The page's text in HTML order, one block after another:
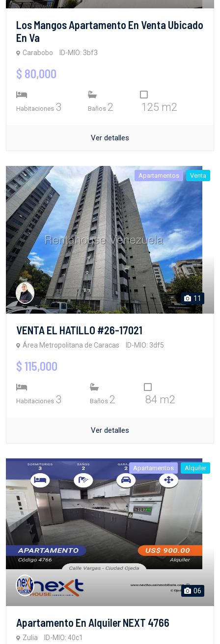
Los Mangos Apartamento En Venta Ubicado
En Va
Carabobo ID-MIO: 3bf3
$ 80,000
Habitaciones 3 Baños 2 125 m2
Ver detalles
Apartamentos Venta
11
VENTA EL HATILLO #26-17021
Área Metropolitana de Caracas ID-MIO: 3df5
$ 115,000
Habitaciones 3 Baños 2 84 m2
Ver detalles
Apartamentos Alquiler
06
Apartamento En Alquiler NEXT 4766
Zulia ID-MIO: 40c1